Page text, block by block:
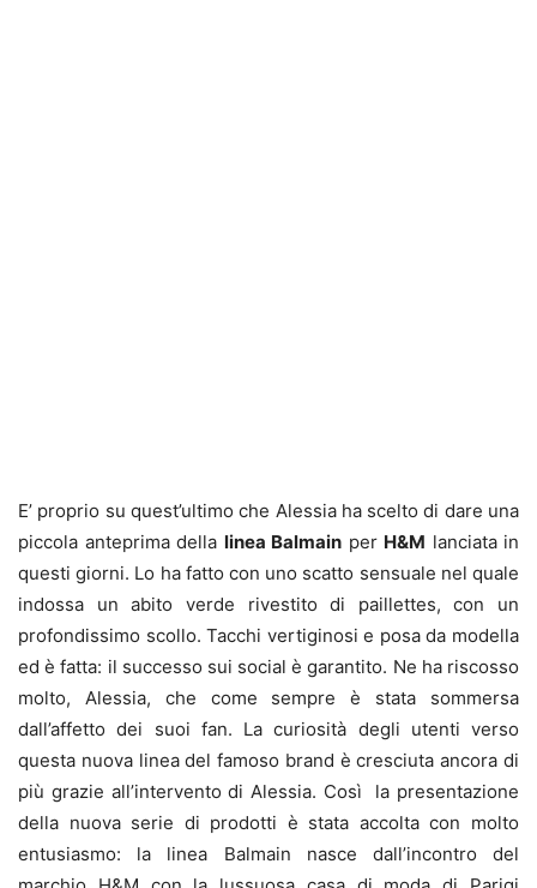
E’ proprio su quest’ultimo che Alessia ha scelto di dare una
piccola anteprima della linea Balmain per H&M lanciata in
questi giorni. Lo ha fatto con uno scatto sensuale nel quale
indossa un abito verde rivestito di paillettes, con un
profondissimo scollo. Tacchi vertiginosi e posa da modella
ed è fatta: il successo sui social è garantito. Ne ha riscosso
molto, Alessia, che come sempre è stata sommersa
dall’affetto dei suoi fan. La curiosità degli utenti verso
questa nuova linea del famoso brand è cresciuta ancora di
più grazie all’intervento di Alessia. Così la presentazione
della nuova serie di prodotti è stata accolta con molto
entusiasmo: la linea Balmain nasce dall’incontro del